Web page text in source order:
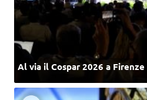
Al via il Cospar 2026 a Firenze